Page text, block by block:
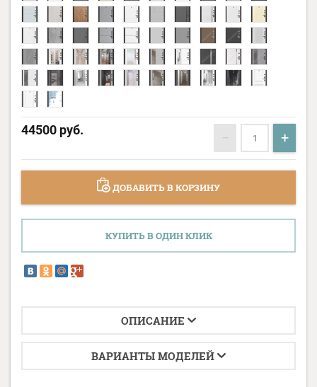
44500 руб. − +
ДОБАВИТЬ В КОРЗИНУ
КУПИТЬ В ОДИН КЛИК
ОПИСАНИЕ
ВАРИАНТЫ МОДЕЛЕЙ